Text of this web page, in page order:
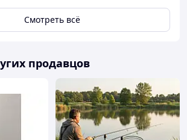
Смотреть всё
продавцов